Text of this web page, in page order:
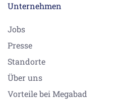
Unternehmen
Jobs
Presse
Standorte
Über uns
Vorteile bei Megabad